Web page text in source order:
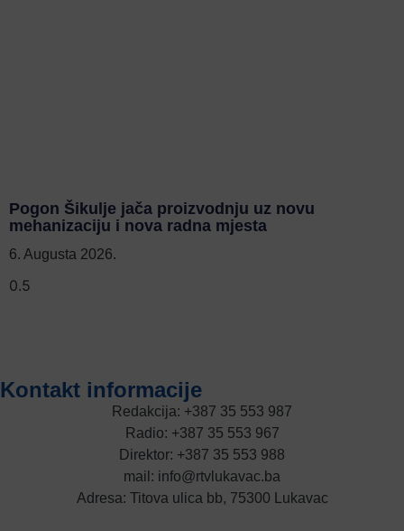
Pogon Šikulje jača proizvodnju uz novu
mehanizaciju i nova radna mjesta
6. Augusta 2026.
Kontakt informacije
Redakcija: +387 35 553 987
Radio: +387 35 553 967
Direktor: +387 35 553 988
mail: info@rtvlukavac.ba
Adresa: Titova ulica bb, 75300 Lukavac